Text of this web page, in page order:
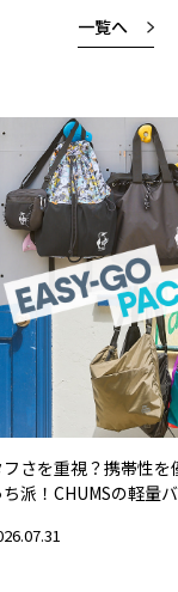
一覧へ
フさを重視？携帯性
ち派！CHUMSの軽量